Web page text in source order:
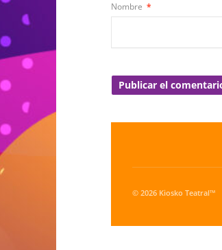
Nombre *
© 2026 Kiosko Teatral™